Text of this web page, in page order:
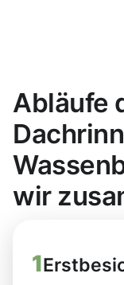
Abläufe
wir
1